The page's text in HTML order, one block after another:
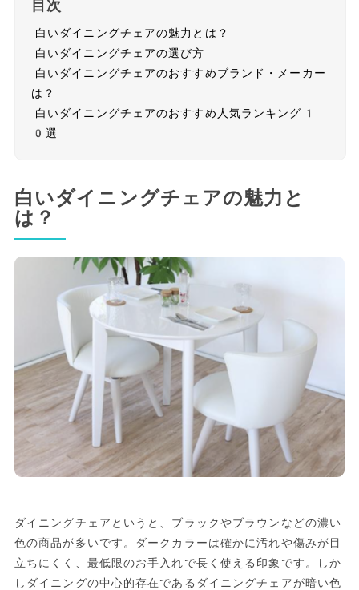
目次
白いダイニングチェアの魅力とは？
白いダイニングチェアの選び方
白いダイニングチェアのおすすめブランド・メーカー
は？
白いダイニングチェアのおすすめ人気ランキング1
0選
白いダイニングチェアの魅力と
は？
ダイニングチェアというと、ブラックやブラウンなどの濃い
色の商品が多いです。ダークカラーは確かに汚れや傷みが目
立ちにくく、最低限のお手入れで長く使える印象です。しか
しダイニングの中心的存在であるダイニングチェアが暗い色